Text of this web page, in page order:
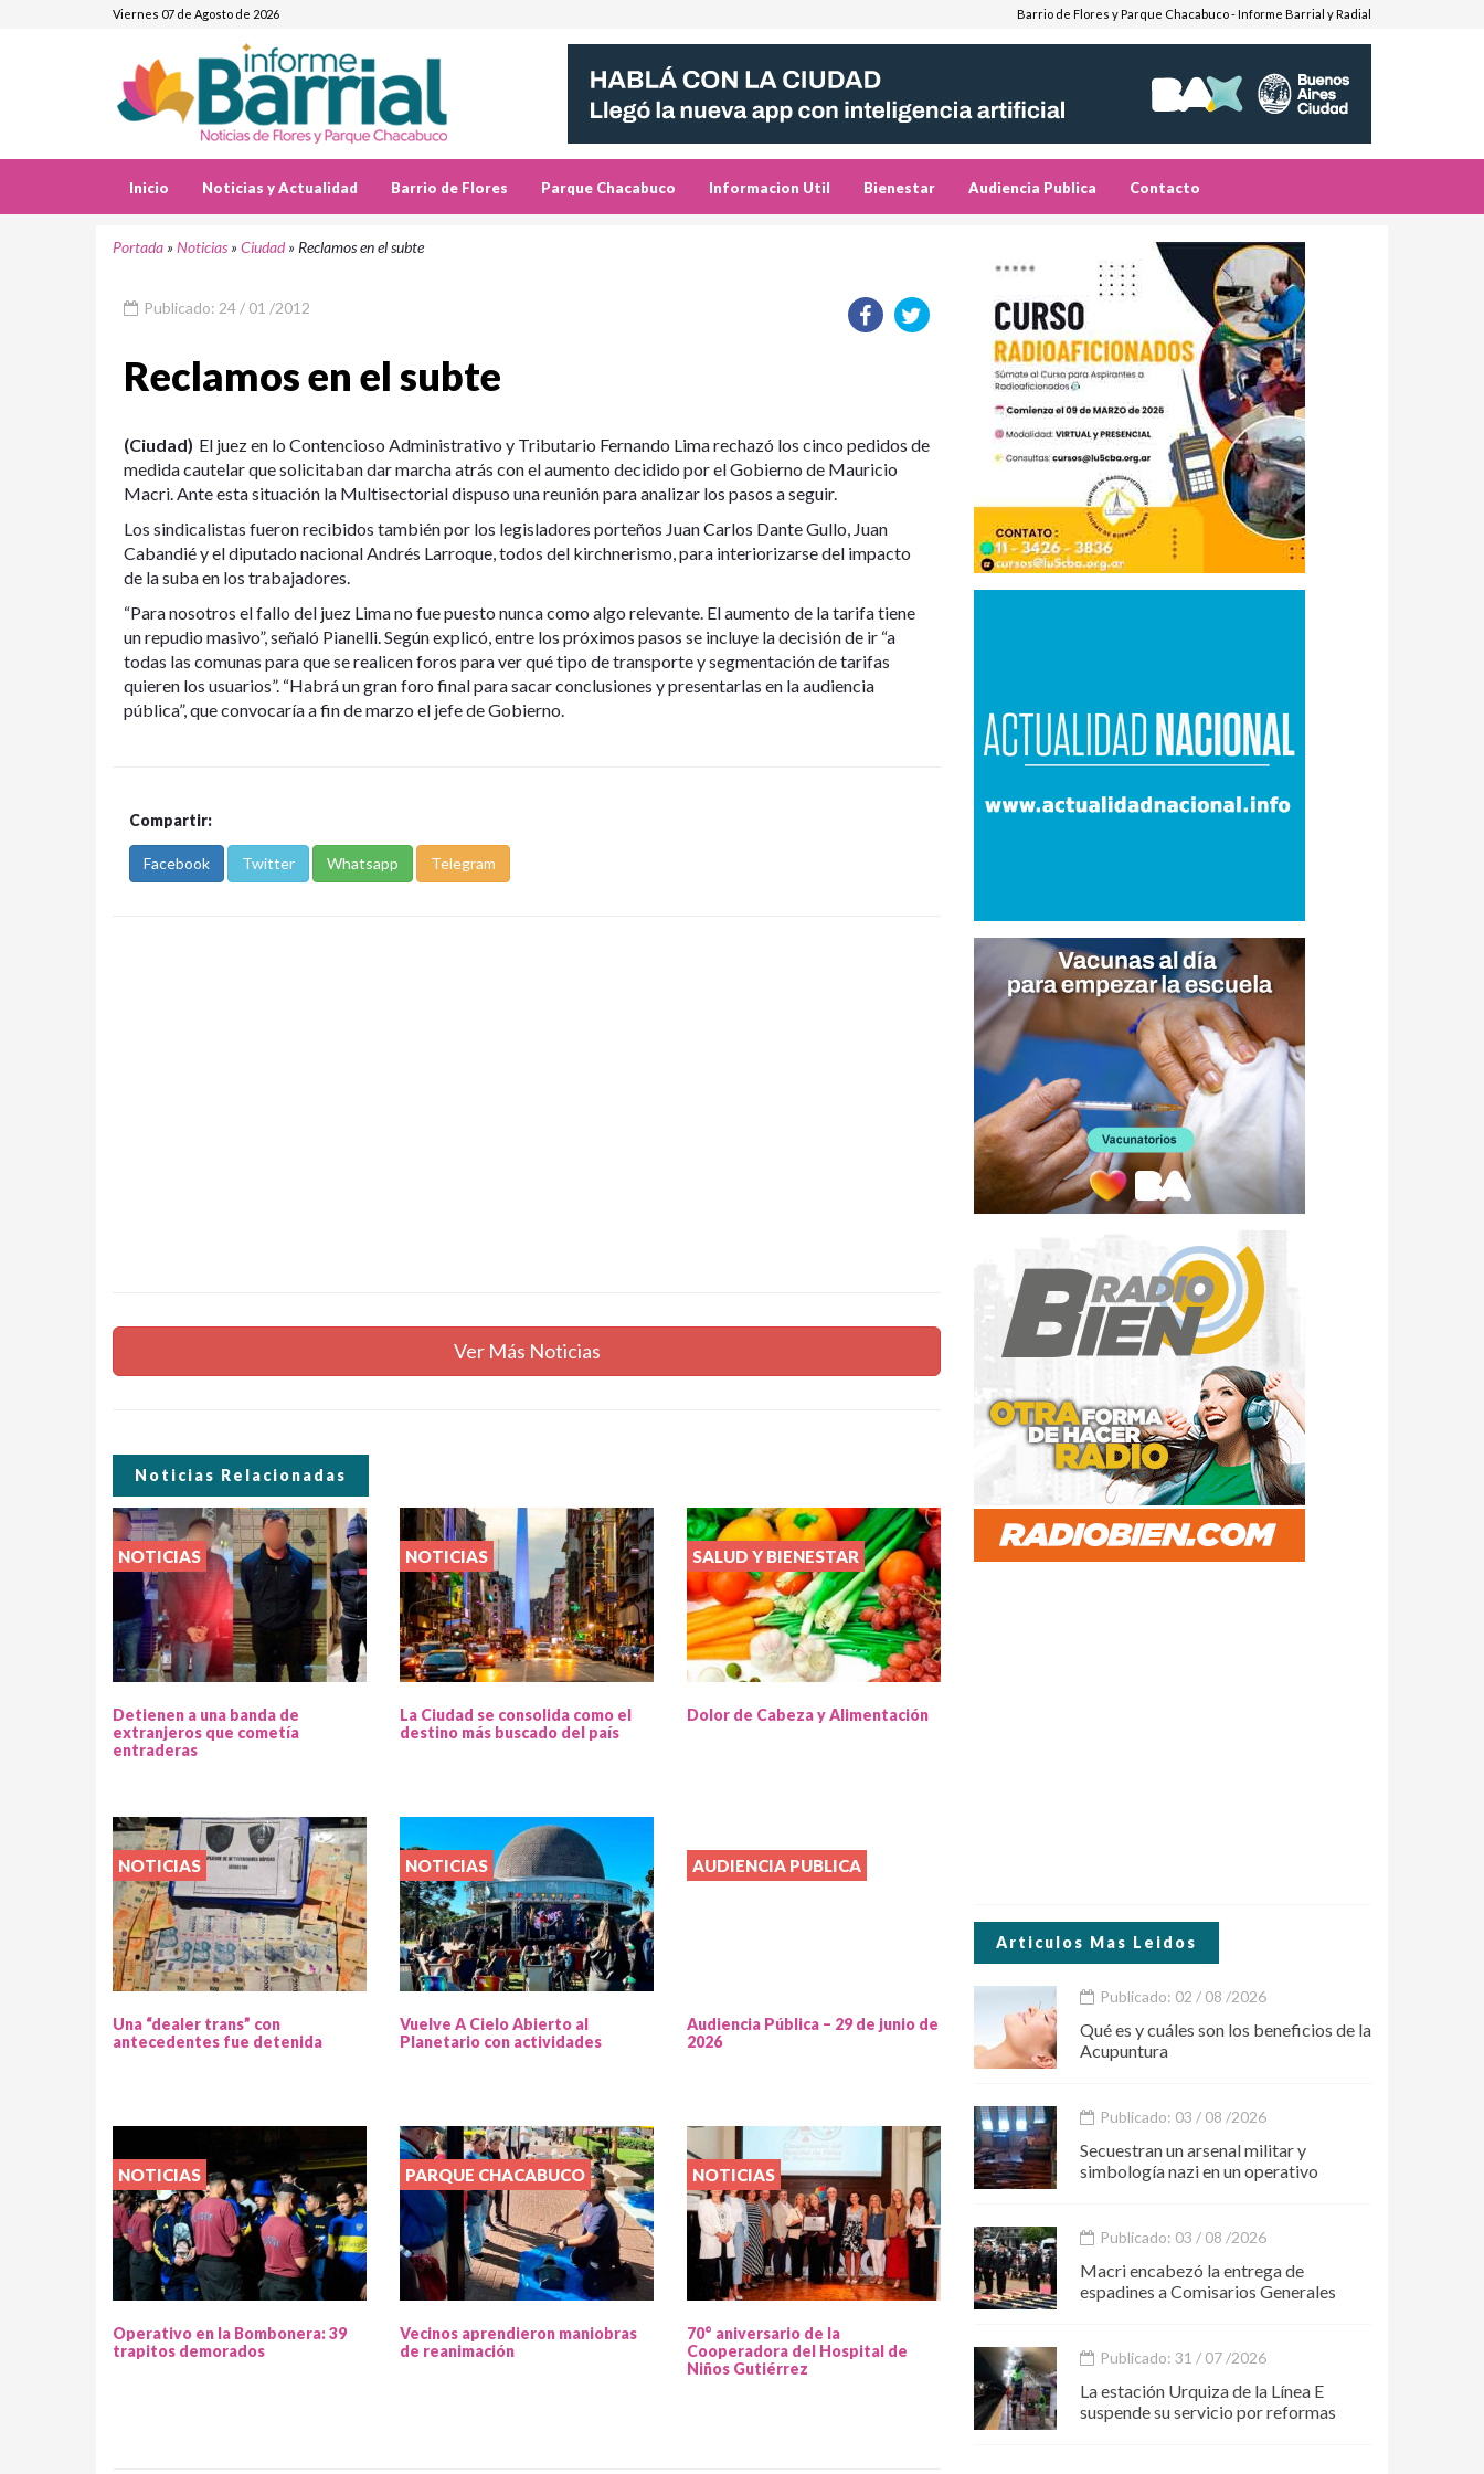
Viernes 07 de Agosto de 2026 Barrio de Flores y Parque Chacabuco - Informe Barrial y Radial
Inicio Noticias y Actualidad Barrio de Flores Parque Chacabuco Informacion Util Bienestar Audiencia Publica Contacto
Portada »Noticias »Ciudad» Reclamos en el subte
Publicado: 24 / 01 /2012
Reclamos en el subte
(Ciudad) El juez en lo Contencioso Administrativo y Tributario Fernando Lima rechazó los cinco pedidos de
medida cautelar que solicitaban dar marcha atrás con el aumento decidido por el Gobierno de Mauricio
Macri. Ante esta situación la Multisectorial dispuso una reunión para analizar los pasos a seguir.
Los sindicalistas fueron recibidos también por los legisladores porteños Juan Carlos Dante Gullo, Juan
Cabandié y el diputado nacional Andrés Larroque, todos del kirchnerismo, para interiorizarse del impacto
de la suba en los trabajadores.
“Para nosotros el fallo del juez Lima no fue puesto nunca como algo relevante. El aumento de la tarifa tiene
un repudio masivo”, señaló Pianelli. Según explicó, entre los próximos pasos se incluye la decisión de ir “a
todas las comunas para que se realicen foros para ver qué tipo de transporte y segmentación de tarifas
quieren los usuarios”. “Habrá un gran foro final para sacar conclusiones y presentarlas en la audiencia
pública”, que convocaría a fin de marzo el jefe de Gobierno.
Compartir:
Facebook Twitter Whatsapp Telegram
Ver Más Noticias
Noticias Relacionadas
NOTICIAS
Detienen a una banda de
extranjeros que cometía
entraderas
NOTICIAS
La Ciudad se consolida como el
destino más buscado del país
SALUD Y BIENESTAR
Dolor de Cabeza y Alimentación
NOTICIAS
Una “dealer trans” con
antecedentes fue detenida
NOTICIAS
Vuelve A Cielo Abierto al
Planetario con actividades
AUDIENCIA PUBLICA
Audiencia Pública – 29 de junio de
2026
NOTICIAS
Operativo en la Bombonera: 39
trapitos demorados
PARQUE CHACABUCO
Vecinos aprendieron maniobras
de reanimación
NOTICIAS
70° aniversario de la
Cooperadora del Hospital de
Niños Gutiérrez
Articulos Mas Leidos
Publicado: 02 / 08 /2026
Qué es y cuáles son los beneficios de la
Acupuntura
Publicado: 03 / 08 /2026
Secuestran un arsenal militar y
simbología nazi en un operativo
Publicado: 03 / 08 /2026
Macri encabezó la entrega de
espadines a Comisarios Generales
Publicado: 31 / 07 /2026
La estación Urquiza de la Línea E
suspende su servicio por reformas